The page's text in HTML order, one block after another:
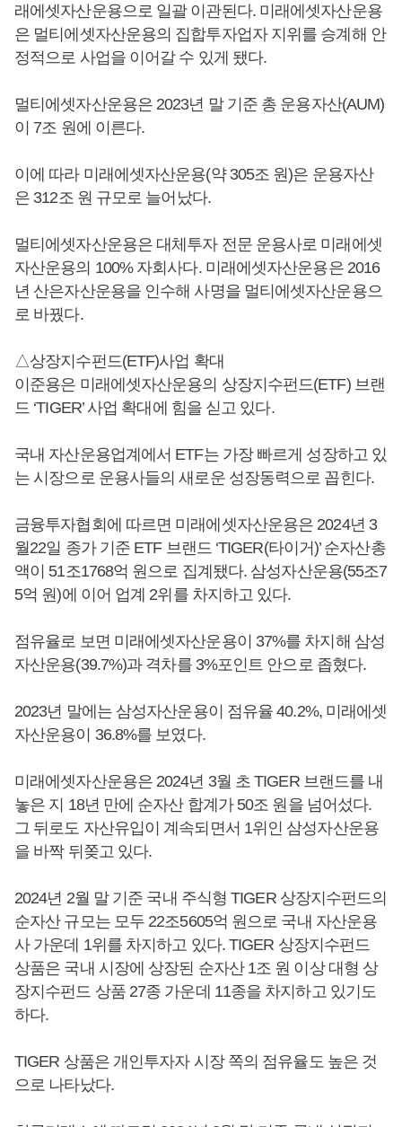
래에셋자산운용으로 일괄 이관된다. 미래에셋자산운용
은 멀티에셋자산운용의 집합투자업자 지위를 승계해 안
정적으로 사업을 이어갈 수 있게 됐다.
멀티에셋자산운용은 2023년 말 기준 총 운용자산(AUM)
이 7조 원에 이른다.
이에 따라 미래에셋자산운용(약 305조 원)은 운용자산
은 312조 원 규모로 늘어났다.
멀티에셋자산운용은 대체투자 전문 운용사로 미래에셋
자산운용의 100% 자회사다. 미래에셋자산운용은 2016
년 산은자산운용을 인수해 사명을 멀티에셋자산운용으
로 바꿨다.
△상장지수펀드(ETF)사업 확대
이준용은 미래에셋자산운용의 상장지수펀드(ETF) 브랜
드 ‘TIGER’ 사업 확대에 힘을 싣고 있다.
국내 자산운용업계에서 ETF는 가장 빠르게 성장하고 있
는 시장으로 운용사들의 새로운 성장동력으로 꼽힌다.
금융투자협회에 따르면 미래에셋자산운용은 2024년 3
월22일 종가 기준 ETF 브랜드 ‘TIGER(타이거)’ 순자산총
액이 51조1768억 원으로 집계됐다. 삼성자산운용(55조7
5억 원)에 이어 업계 2위를 차지하고 있다.
점유율로 보면 미래에셋자산운용이 37%를 차지해 삼성
자산운용(39.7%)과 격차를 3%포인트 안으로 좁혔다.
2023년 말에는 삼성자산운용이 점유율 40.2%, 미래에셋
자산운용이 36.8%를 보였다.
미래에셋자산운용은 2024년 3월 초 TIGER 브랜드를 내
놓은 지 18년 만에 순자산 합계가 50조 원을 넘어섰다.
그 뒤로도 자산유입이 계속되면서 1위인 삼성자산운용
을 바짝 뒤쫒고 있다.
2024년 2월 말 기준 국내 주식형 TIGER 상장지수펀드의
순자산 규모는 모두 22조5605억 원으로 국내 자산운용
사 가운데 1위를 차지하고 있다. TIGER 상장지수펀드
상품은 국내 시장에 상장된 순자산 1조 원 이상 대형 상
장지수펀드 상품 27종 가운데 11종을 차지하고 있기도
하다.
TIGER 상품은 개인투자자 시장 쪽의 점유율도 높은 것
으로 나타났다.